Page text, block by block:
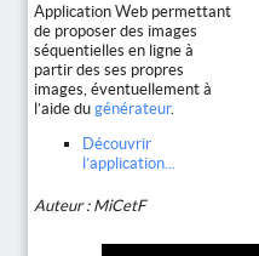
Application Web permettant
de proposer des images
séquentielles en ligne à
partir des ses propres
images, éventuellement à
l’aide dugénérateur.
Découvrir
l’application...
Auteur : MiCetF